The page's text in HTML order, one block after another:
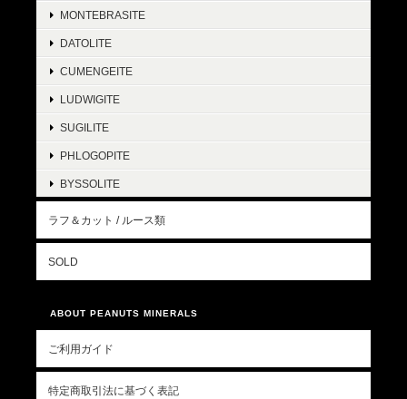
MONTEBRASITE
DATOLITE
CUMENGEITE
LUDWIGITE
SUGILITE
PHLOGOPITE
BYSSOLITE
ラフ＆カット / ルース類
SOLD
ABOUT PEANUTS MINERALS
ご利用ガイド
特定商取引法に基づく表記